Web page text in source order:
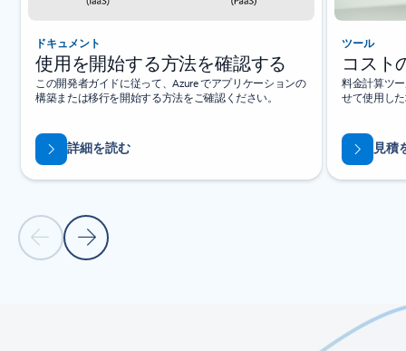
前のスライド次のスライド
ドキュメント
使用を開始する方法を確認する
この開発者ガイドに従って、Azure でアプリケーションの
構築または移行を開始する方法をご確認ください。
詳細を読む
ツール
コスト
料金計算ツ
せて使用し
見積